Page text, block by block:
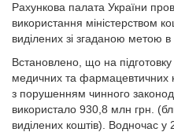
Рахункова палата України
використання міністерством
виділених зі згаданою метою
Встановлено, що на підготовку
медичних та фармацевтичних
з порушенням чинного
використало 930,8 млн грн.
виділених коштів). Водночас